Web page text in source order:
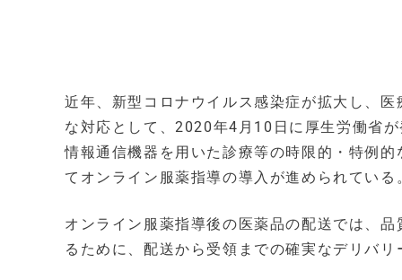
近年、新型コロナウイルス感染症が拡大し、
な対応として、2020年4月10日に厚生労働省
情報通信機器を用いた診療等の時限的・特例
てオンライン服薬指導の導入が進められている
オンライン服薬指導後の医薬品の配送では、
るために、配送から受領までの確実なデリバリ